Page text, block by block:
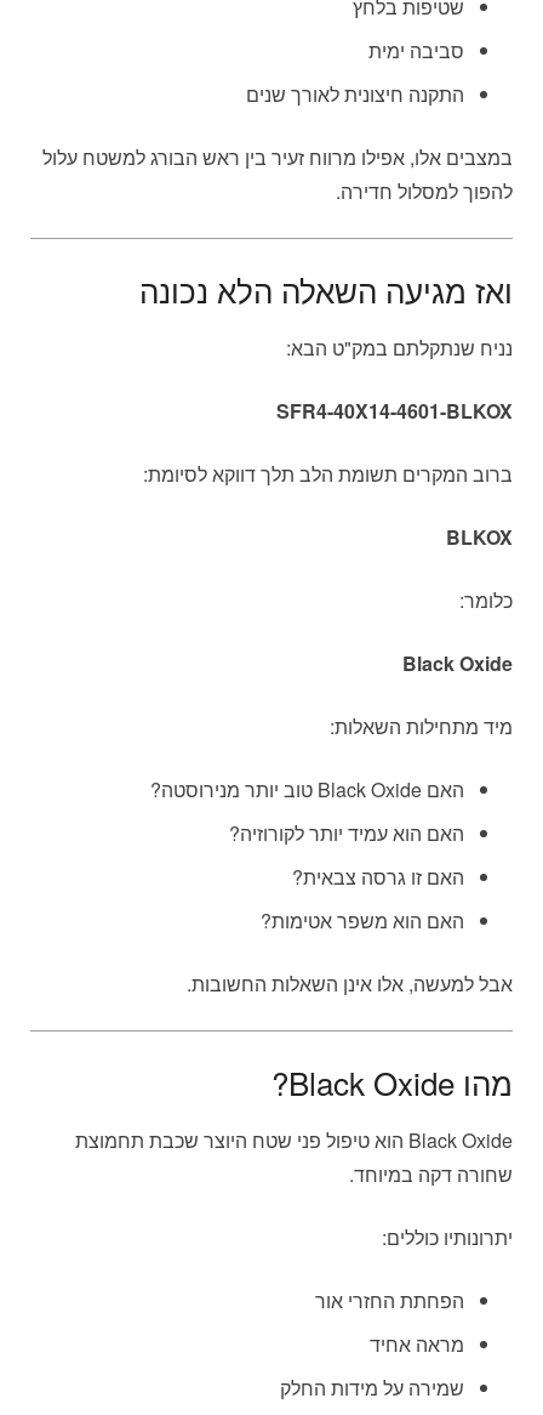
שטיפות בלחץ
סביבה ימית
התקנה חיצונית לאורך שנים
במצבים אלו, אפילו מרווח זעיר בין ראש הבורג למשטח עלול
להפוך למסלול חדירה.
ואז מגיעה השאלה הלא נכונה
נניח שנתקלתם במק"ט הבא:
SFR4-40X14-4601-BLKOX
ברוב המקרים תשומת הלב תלך דווקא לסיומת:
BLKOX
כלומר:
Black Oxide
מיד מתחילות השאלות:
האם Black Oxide טוב יותר מנירוסטה?
האם הוא עמיד יותר לקורוזיה?
האם זו גרסה צבאית?
האם הוא משפר אטימות?
אבל למעשה, אלו אינן השאלות החשובות.
מהו Black Oxide?
Black Oxide הוא טיפול פני שטח היוצר שכבת תחמוצת
שחורה דקה במיוחד.
יתרונותיו כוללים:
הפחתת החזרי אור
מראה אחיד
שמירה על מידות החלק